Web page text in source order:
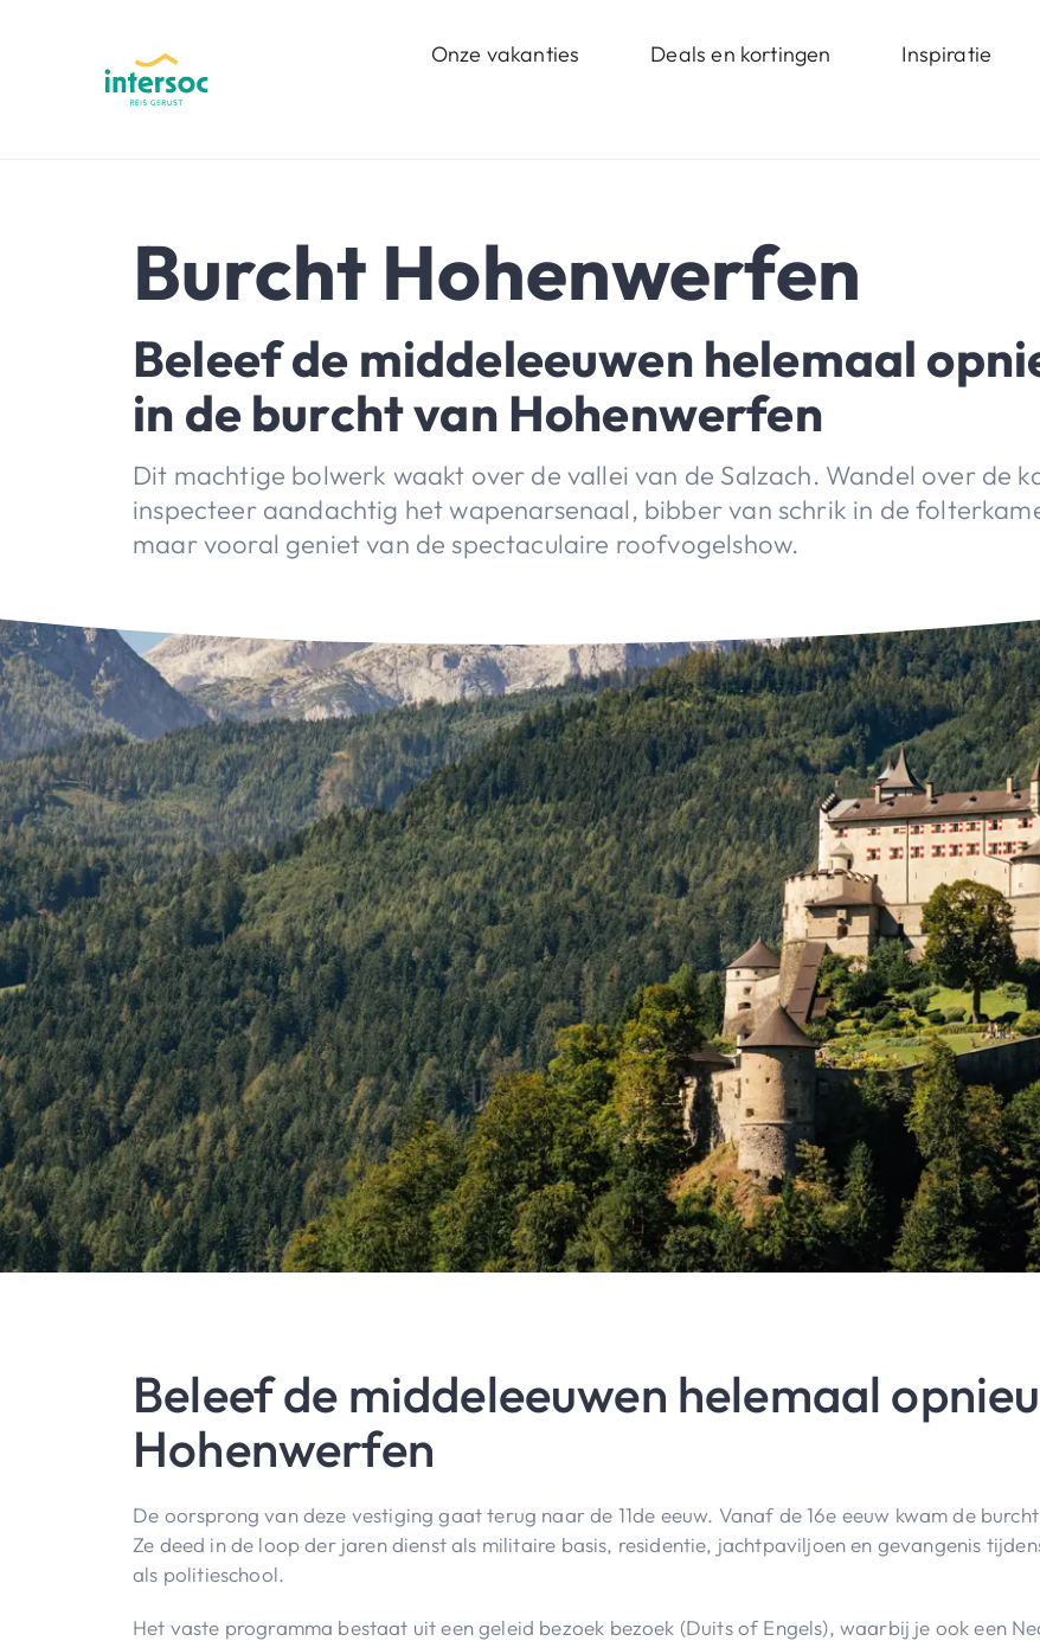
Onze vakanties Deals en kortingen Inspiratie
Burcht Hohenwerfen
Beleef de middeleeuwen helemaal
in de burcht van Hohenwerfen
Dit machtige bolwerk waakt over de vallei van de Salzach. Wandel over de
inspecteer aandachtig het wapenarsenaal, bibber van schrik in de
maar vooral geniet van de spectaculaire roofvogelshow.
Beleef de middeleeuwen helemaal
Hohenwerfen
De oorsprong van deze vestiging gaat terug naar de 11de eeuw. Vanaf de 16e eeuw kwam de
Ze deed in de loop der jaren dienst als militaire basis, residentie, jachtpaviljoen en gevangenis
als politieschool.
Het vaste programma bestaat uit een geleid bezoek bezoek (Duits of Engels), waarbij je ook een